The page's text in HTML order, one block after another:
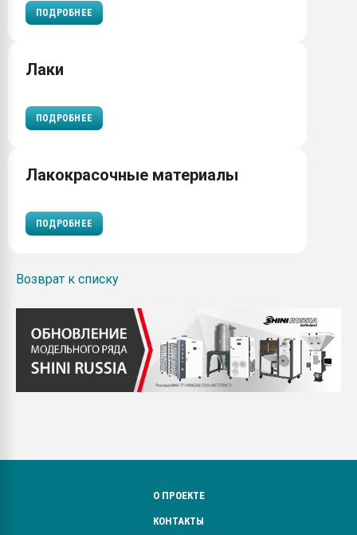
ПОДРОБНЕЕ
Лаки
ПОДРОБНЕЕ
Лакокрасочные материалы
ПОДРОБНЕЕ
Возврат к списку
О ПРОЕКТЕ
КОНТАКТЫ